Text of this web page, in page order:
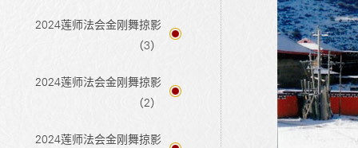
2024莲师法会金刚舞掠影
（3）
2024莲师法会金刚舞掠影
（2）
2024莲师法会金刚舞掠影